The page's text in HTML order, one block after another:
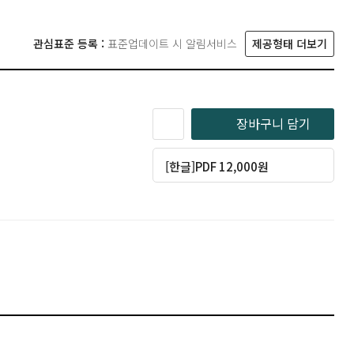
관심표준 등록 : 표준업데이트 시 알림서비스 제공형태 더보기
장바구니 담기
[한글]PDF 12,000원